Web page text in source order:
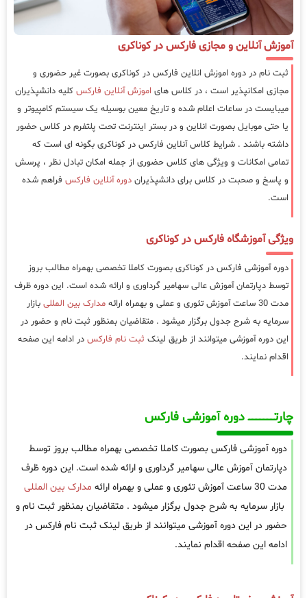
آموزش آنلاین و مجازی فارکس در کوناکری
ثبت نام در دوره اموزش انلاین فارکس در کوناکری بصورت غیر حضوری و
مجازی امکانپذیر است ، در کلاس های اموزش آنلاین فارکس کلیه دانشپذیران
میبایست در ساعات اعلام شده و تاریخ معین بوسیله یک سیستم کامپیوتر و
یا حتی موبایل بصورت انلاین و در بستر اینترنت تحت پلتفرم در کلاس حضور
داشته باشند . شرایط کلاس آنلاین فارکس در کوناکری بگونه ای است که
تمامی امکانات و ویژگی های کلاس حضوری از جمله امکان تبادل نظر ، پرسش
و پاسخ و صحبت در کلاس برای دانشپذیران دوره آنلاین فارکس فراهم شده
است.
ویژگی آموزشگاه فارکس در کوناکری
دوره آموزشی فارکس در کوناکری بصورت کاملا تخصصی بهمراه مطالب بروز
توسط دپارتمان آموزش عالی سهامیر گرداوری و ارائه شده است. این دوره ظرف
مدت 30 ساعت آموزش تئوری و عملی و بهمراه ارائه
مدارک بین المللی بازار
سرمایه به شرح جدول برگزار میشود . متقاضیان بمنظور ثبت نام و حضور در
این دوره آموزشی میتوانند از طریق لینک ثبت نام فارکس در ادامه این صفحه
اقدام نمایند.
چارتـــــــــــــــــــ دوره آموزشی فارکس
دوره آموزشی فارکس بصورت کاملا تخصصی بهمراه مطالب بروز توسط
دپارتمان آموزش عالی سهامیر گرداوری و ارائه شده است. این دوره ظرف
مدت 30 ساعت آموزش تئوری و عملی و بهمراه ارائه
مدارک بین المللی
بازار سرمایه به شرح جدول برگزار میشود . متقاضیان بمنظور ثبت نام و
حضور در این دوره آموزشی میتوانند از طریق لینک ثبت نام فارکس در
ادامه این صفحه اقدام نمایند.